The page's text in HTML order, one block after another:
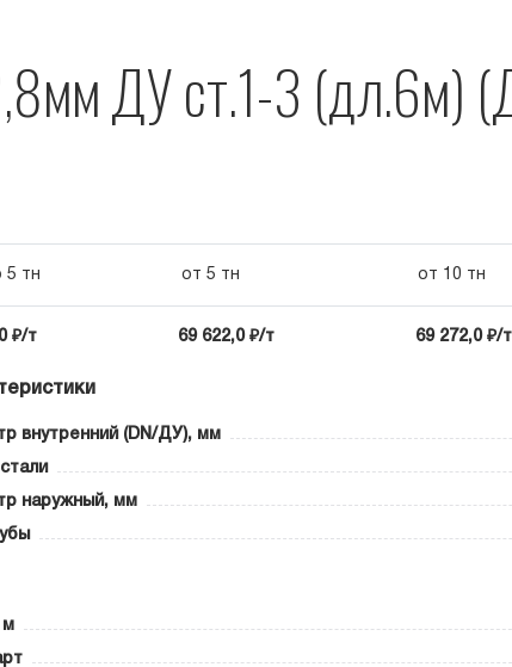
ДУ ст.1-3 (дл.6м)
5 тн от 5 тн от 10 тн
₽/т 69 622,0 ₽/т 69 272,0 ₽/т
внутренний (DN/ДУ), мм
наружный, мм
м